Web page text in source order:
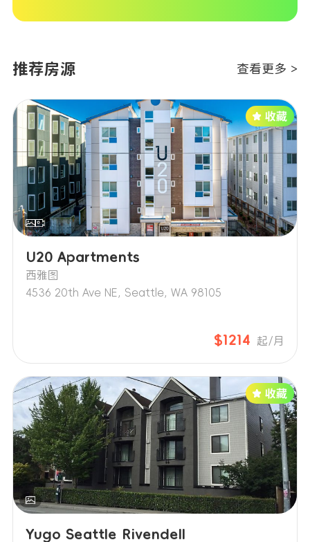
推荐房源 查看更多 >
U20 Apartments
西雅图
4536 20th Ave NE, Seattle, WA 98105
$1214 起/月
Yugo Seattle Rivendell